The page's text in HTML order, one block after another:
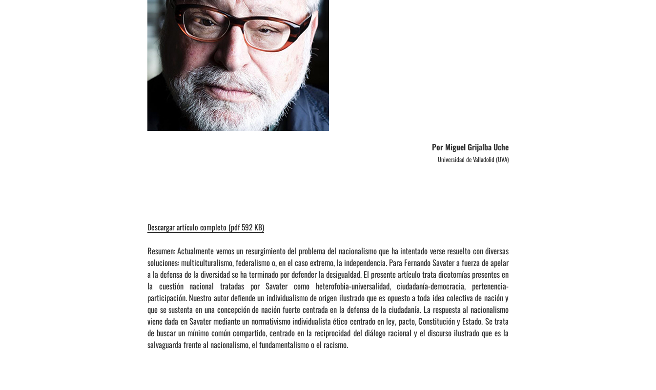
Por Miguel Grijalba Uche
Universidad de Valladolid (UVA)
Descargar artículo completo (pdf 592 KB)
Resumen: Actualmente vemos un resurgimiento del problema del nacionalismo que ha intentado verse resuelto con diversas
soluciones: multiculturalismo, federalismo o, en el caso extremo, la independencia. Para Fernando Savater a fuerza de apelar
a la defensa de la diversidad se ha terminado por defender la desigualdad. El presente artículo trata dicotomías presentes en
la cuestión nacional tratadas por Savater como heterofobia-universalidad, ciudadanía-democracia, pertenencia-
participación. Nuestro autor defiende un individualismo de origen ilustrado que es opuesto a toda idea colectiva de nación y
que se sustenta en una concepción de nación fuerte centrada en la defensa de la ciudadanía. La respuesta al nacionalismo
viene dada en Savater mediante un normativismo individualista ético centrado en ley, pacto, Constitución y Estado. Se trata
de buscar un mínimo común compartido, centrado en la reciprocidad del diálogo racional y el discurso ilustrado que es la
salvaguarda frente al nacionalismo, el fundamentalismo o el racismo.